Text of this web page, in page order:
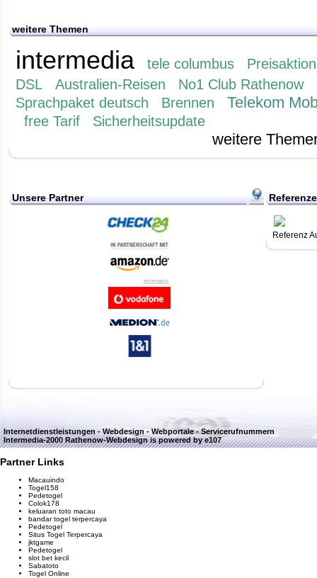
weitere Themen
intermedia tele columbus
Preisaktion
DSL
Australien-Reisen No1 Club Rathenow
Sprachpaket deutsch Brennen Telekom
free Tarif Sicherheitsupdate
weitere
Unsere Partner
Referenz
Internetdienstleistungen - Webdesign - Webportale - Servicerufnummern
Intermedia-2000 Rathenow-Webdesignis powered by e107
Partner Links
Macauindo
Togel158
Pedetogel
Colok178
keluaran toto macau
bandar togel terpercaya
Pedetogel
Situs Togel Terpercaya
jktgame
Pedetogel
slot bet kecil
Sabatoto
Togel Online